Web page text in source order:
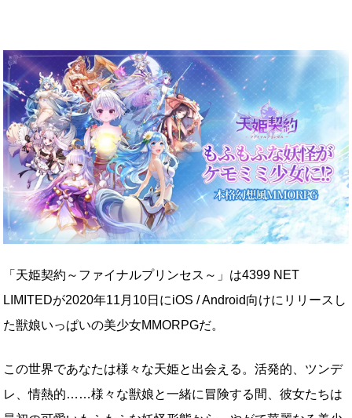
「天姫契約～ファイナルプリンセス～」は4399 NET
LIMITEDが2020年11月10日にiOS / Android向けにリリースし
た獣娘いっぱいの美少女MMORPGだ。
この世界であなたは様々な天姫と出会える。活発的、ツンデ
レ、情熱的……様々な獣娘と一緒に冒険する間、彼女たちは